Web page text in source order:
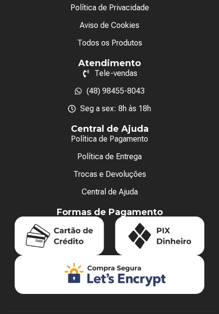
Política de Privacidade
Aviso de Cookies
Todos os Produtos
Atendimento
Tele-vendas
(48) 98455-8043
Seg a sex: 8h às 18h
Central de Ajuda
Política de Pagamento
Política de Entrega
Trocas e Devoluções
Central de Ajuda
Formas de Pagamento